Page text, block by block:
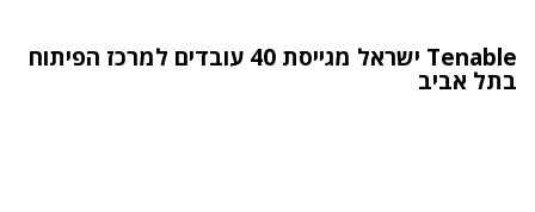
Tenable ישראל מגייסת 40 עובדים למרכז הפיתוח
בתל אביב